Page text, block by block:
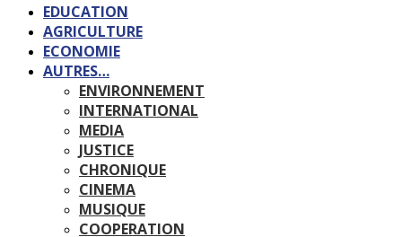
EDUCATION
AGRICULTURE
ECONOMIE
AUTRES…
ENVIRONNEMENT
INTERNATIONAL
MEDIA
JUSTICE
CHRONIQUE
CINEMA
MUSIQUE
COOPERATION